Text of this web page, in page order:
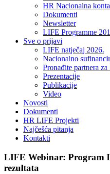
HR Nacionalna
Dokumenti
Newsletter
LIFE Programme
Sve o prijavi
LIFE natječaj 2026.
Nacionalno
Pronađite partnera
Prezentacije
Publikacije
Video
Novosti
Dokumenti
HR LIFE Projekti
Najčešća pitanja
Kontakti
LIFE Webinar: Program
rezultata